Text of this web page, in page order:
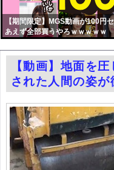
エロ漫画『TSしてパパのえっ
【悲報】玉川徹さん、8月6日
パヨク「アジア人民、中国人民
村重杏奈、写真集ヌードがエロ
【東京】睡眠時無呼吸症候群診
日産e-power、無給油で1980km
結婚式の二次会で知り合った娘
【朗報】大人気漫画「GANTZ
中国「大洪水！」中国ダム「決
韓国国会、サッカー前代表監督
【期間限定】MGS動画が100円
あえず全部買うやろｗｗｗｗｗ
ンク
自動
更新
【動画】地面を
された人間の姿が